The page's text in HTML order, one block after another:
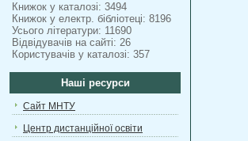
Книжок у каталозі: 3494
Книжок у електр. бібліотеці: 8196
Усього літератури: 11690
Відвідувачів на сайті: 26
Користувачів у каталозі: 357
Наші ресурси
Сайт МНТУ
Центр дистанційної освіти